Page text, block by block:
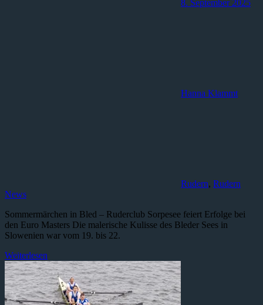
8. September 2025
Hanna Klammt
Rudern, Rudern
News
Sommermärchen in Bled – Ruderclub Sorpesee feiert Erfolge bei
den Euro Masters Die malerische Kulisse des Bleder Sees in
Slowenien war vom 19. bis 22.
Weiterlesen